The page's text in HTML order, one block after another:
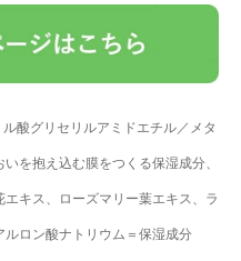
酸グリセリルアミドエチル／メタ
を抱え込む膜をつくる保湿成分、
キス、ローズマリー葉エキス、ラ
ロン酸ナトリウム＝保湿成分